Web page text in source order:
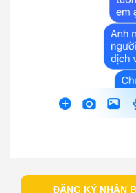
ĐĂNG KÝ NHẬN